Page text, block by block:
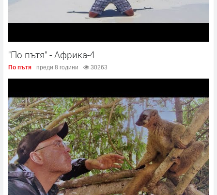
"По пътя" - Африка-4
По пътя преди 8 години 30263